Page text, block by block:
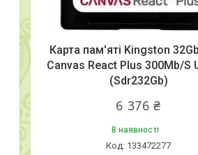
Карта пам'яті Kingston
Canvas React Plus 300Mb/S
(Sdr232Gb)
6 376 ₴
В наявності
133472277